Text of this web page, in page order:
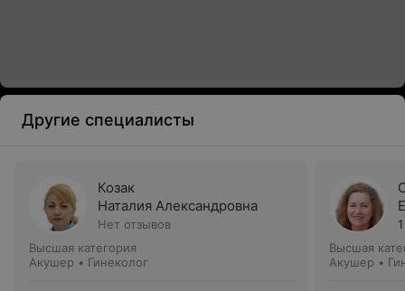
Другие специалисты
Козак
Наталия Александровна
Нет отзывов
Высшая категория
Акушер • Гинеколог
Высшая
Акушер •